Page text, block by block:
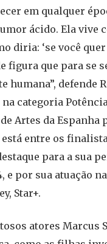
em qualquer
ácido. Ela vive
diria: ‘se você
figura que para
humana”, defende
categoria
Artes da Espanha
entre os
para a sua
e por sua atuação
Star+.
atores Marcus